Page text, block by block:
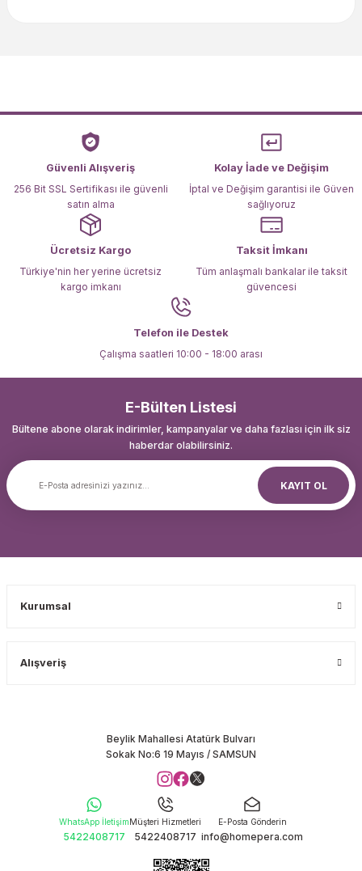
Ürün açıklamasında eksik bilgiler bulunuyor.
Ürün bilgilerinde hatalar bulunuyor.
Ürün fiyatı diğer sitelerden daha pahalı.
Bu ürüne benzer farklı alternatifler olmalı.
Güvenli Alışveriş
256 Bit SSL Sertifikası ile güvenli
satın alma
Kolay İade ve Değişim
İptal ve Değişim garantisi ile Güven
sağlıyoruz
Ücretsiz Kargo
Türkiye'nin her yerine ücretsiz
kargo imkanı
Taksit İmkanı
Tüm anlaşmalı bankalar ile taksit
güvencesi
Telefon ile Destek
Çalışma saatleri 10:00 - 18:00 arası
E-Bülten Listesi
Bültene abone olarak indirimler, kampanyalar ve daha fazlası için ilk siz
haberdar olabilirsiniz.
KAYIT OL
Kurumsal
Alışveriş
Beylik Mahallesi Atatürk Bulvarı
Sokak No:6 19 Mayıs / SAMSUN
WhatsApp İletişim
5422408717
Müşteri Hizmetleri
5422408717
E-Posta Gönderin
info@homepera.com